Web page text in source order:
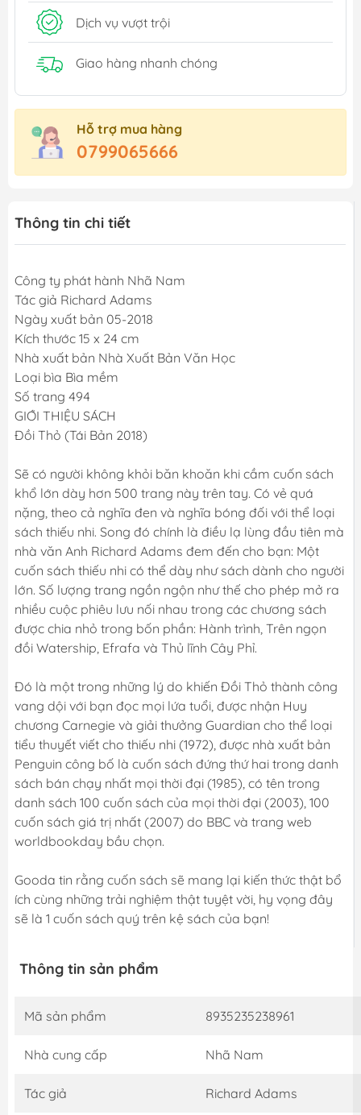
Dịch vụ vượt trội
Giao hàng nhanh chóng
Hỗ trợ mua hàng
0799065666
Thông tin chi tiết
Công ty phát hành Nhã Nam
Tác giả Richard Adams
Ngày xuất bản 05-2018
Kích thước 15 x 24 cm
Nhà xuất bản Nhà Xuất Bản Văn Học
Loại bìa Bìa mềm
Số trang 494
GIỚI THIỆU SÁCH
Đồi Thỏ (Tái Bản 2018)
Sẽ có người không khỏi băn khoăn khi cầm cuốn sách
khổ lớn dày hơn 500 trang này trên tay. Có vẻ quá
nặng, theo cả nghĩa đen và nghĩa bóng đối với thể loại
sách thiếu nhi. Song đó chính là điều lạ lùng đầu tiên mà
nhà văn Anh Richard Adams đem đến cho bạn: Một
cuốn sách thiếu nhi có thể dày như sách dành cho người
lớn. Số lượng trang ngồn ngộn như thế cho phép mở ra
nhiều cuộc phiêu lưu nối nhau trong các chương sách
được chia nhỏ trong bốn phần: Hành trình, Trên ngọn
đồi Watership, Efrafa và Thủ lĩnh Cây Phỉ.
Đó là một trong những lý do khiến Đồi Thỏ thành công
vang dội với bạn đọc mọi lứa tuổi, được nhận Huy
chương Carnegie và giải thưởng Guardian cho thể loại
tiểu thuyết viết cho thiếu nhi (1972), được nhà xuất bản
Penguin công bố là cuốn sách đứng thứ hai trong danh
sách bán chạy nhất mọi thời đại (1985), có tên trong
danh sách 100 cuốn sách của mọi thời đại (2003), 100
cuốn sách giá trị nhất (2007) do BBC và trang web
worldbookday bầu chọn.
Gooda tin rằng cuốn sách sẽ mang lại kiến thức thật bổ
ích cùng những trải nghiệm thật tuyệt vời, hy vọng đây
sẽ là 1 cuốn sách quý trên kệ sách của bạn!
Thông tin sản phẩm
Mã sản phẩm 8935235238961
Nhà cung cấp Nhã Nam
Tác giả Richard Adams